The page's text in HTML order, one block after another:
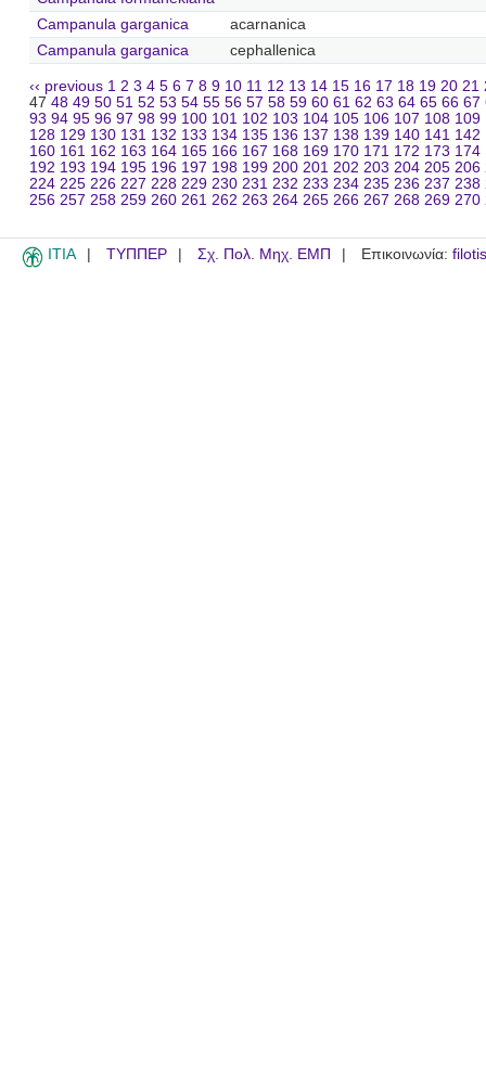
Campanula garganica
acarnanica
Campanula garganica
cephallenica
‹‹ previous 1 2 3 4 5 6 7 8 9 10 11 12 13 14 15 16 17 18 19 20 21
47 48 49 50 51 52 53 54 55 56 57 58 59 60 61 62 63 64 65 66 67
93 94 95 96 97 98 99 100 101 102 103 104 105 106 107 108 109
128 129 130 131 132 133 134 135 136 137 138 139 140 141 142
160 161 162 163 164 165 166 167 168 169 170 171 172 173 174
192 193 194 195 196 197 198 199 200 201 202 203 204 205 206
224 225 226 227 228 229 230 231 232 233 234 235 236 237 238
256 257 258 259 260 261 262 263 264 265 266 267 268 269 270
ITIA ΤΥΠΠΕΡ Σχ. Πολ. Μηχ. ΕΜΠ Επικοινωνία: